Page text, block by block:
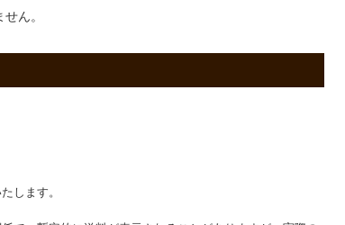
ん。
します。